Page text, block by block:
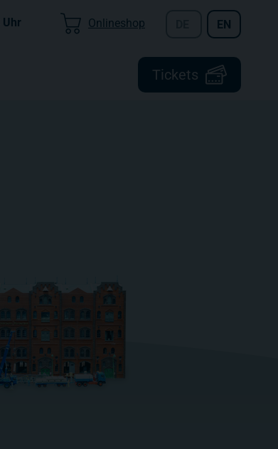
Tickets
Uhr Onlineshop EN